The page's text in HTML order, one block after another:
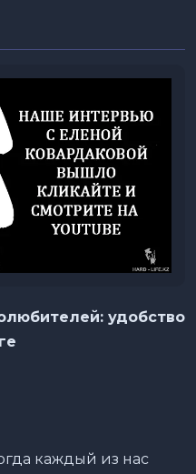
удобство
каждый из нас